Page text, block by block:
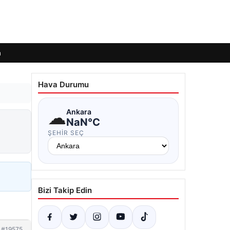
Hava Durumu
☁Ankara
NaN°C
ŞEHIR SEÇ
Bizi Takip Edin